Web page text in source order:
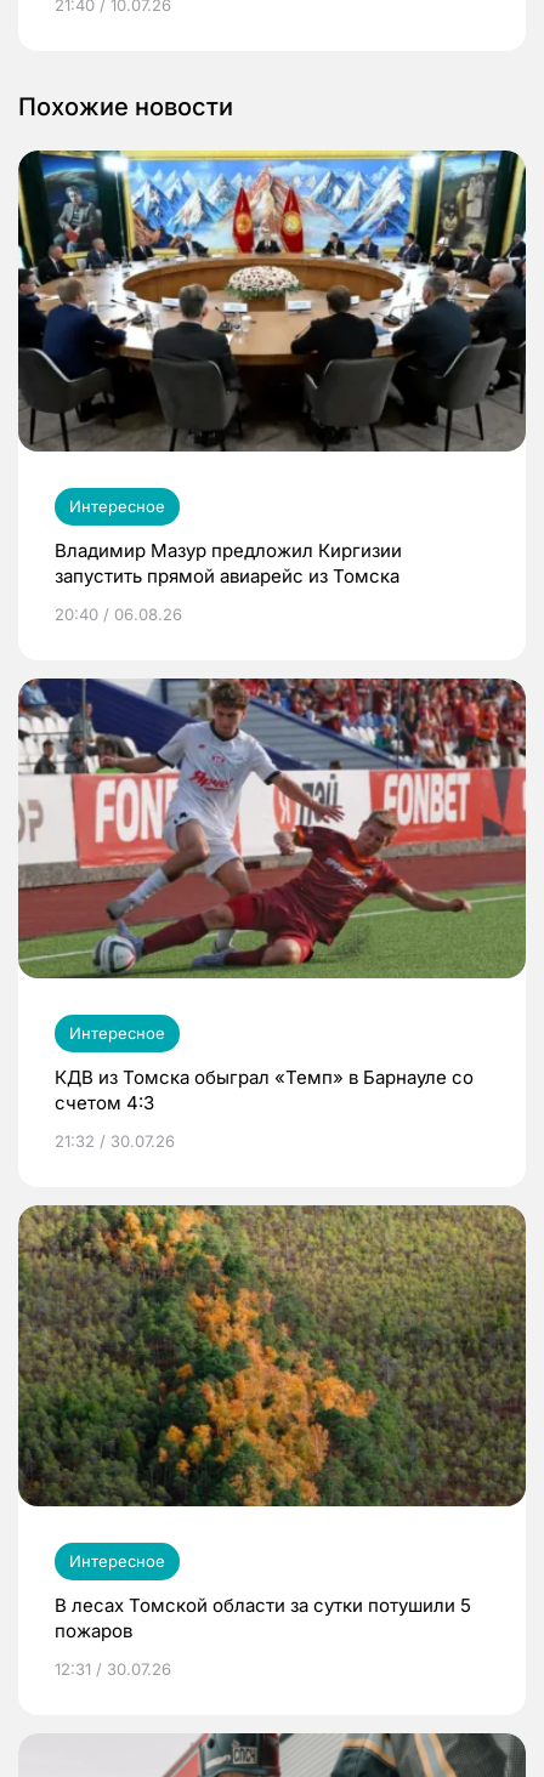
21:40 / 10.07.26
Похожие новости
Интересное
Владимир Мазур предложил Киргизии
запустить прямой авиарейс из Томска
20:40 / 06.08.26
Интересное
КДВ из Томска обыграл «Темп» в Барнауле со
счетом 4:3
21:32 / 30.07.26
Интересное
В лесах Томской области за сутки потушили 5
пожаров
12:31 / 30.07.26